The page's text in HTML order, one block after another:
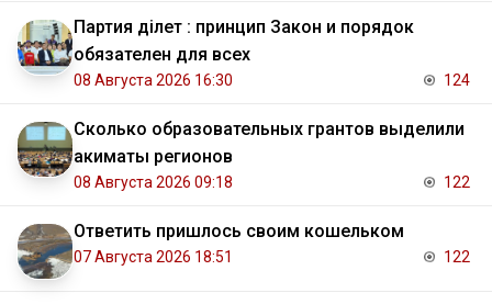
Партия Әділет : принцип Закон и порядок
обязателен для всех
08 Августа 2026 16:30 124
Сколько образовательных грантов выделили
акиматы регионов
08 Августа 2026 09:18 122
Ответить пришлось своим кошельком
07 Августа 2026 18:51 122